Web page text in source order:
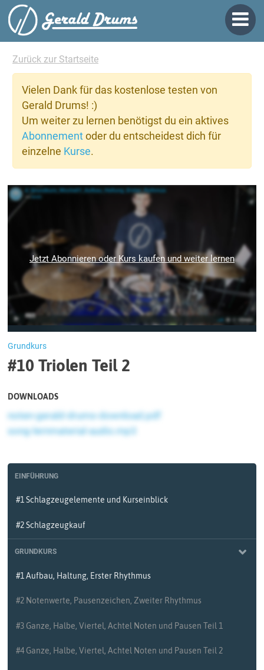
Zurück zur Startseite
Vielen Dank für das kostenlose testen von
Gerald Drums! :)
Um weiter zu lernen benötigst du ein aktives
Abonnementoder du entscheidest dich für
einzelne Kurse.
Jetzt Abonnieren oder Kurs kaufen und weiter lernen
Grundkurs
#10 Triolen Teil 2
DOWNLOADS
noten-gerald-drums-download.pdf
song-lernmaterial-audio.mp3
EINFÜHRUNG
#1 Schlagzeugelemente und Kurseinblick
#2 Schlagzeugkauf
GRUNDKURS
#1 Aufbau, Haltung, Erster Rhythmus
#2 Notenwerte, Pausenzeichen, Zweiter Rhythmus
#3 Ganze, Halbe, Viertel, Achtel Noten und Pausen Teil 1
#4 Ganze, Halbe, Viertel, Achtel Noten und Pausen Teil 2